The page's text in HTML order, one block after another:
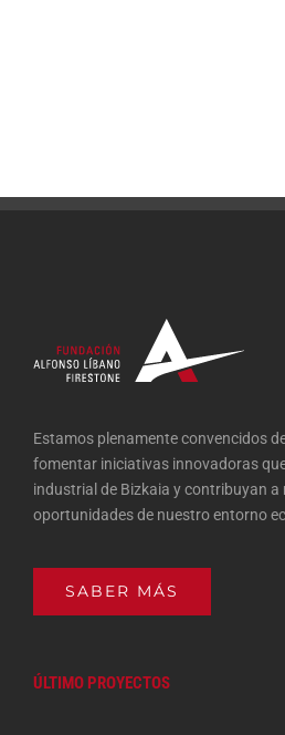
Estamos plenamente convencidos
fomentar iniciativas innovadoras
industrial de Bizkaia y contribuyan a
oportunidades de nuestro entorno
SABER MÁS
ÚLTIMO PROYECTOS